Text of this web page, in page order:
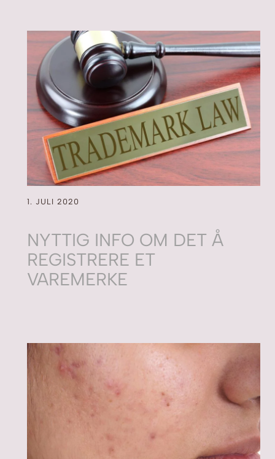
1. JULI 2020
NYTTIG INFO OM DET Å
REGISTRERE ET
VAREMERKE